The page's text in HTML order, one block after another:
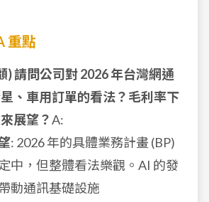
重點
) 請問公司對 2026 年台灣網通
、車用訂單的看法？毛利率下
展望？A:
: 2026 年的具體業務計畫 (BP)
中，但整體看法樂觀。AI 的發
動通訊基礎設施